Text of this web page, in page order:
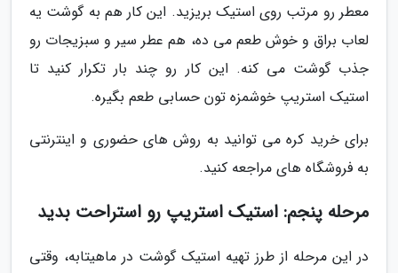
معطر رو مرتب روی استیک بریزید. این کار هم به گوشت یه
لعاب براق و خوش طعم می ده، هم عطر سیر و سبزیجات رو
جذب گوشت می کنه. این کار رو چند بار تکرار کنید تا
استیک استریپ خوشمزه تون حسابی طعم بگیره.
برای خرید کره می توانید به روش های حضوری و اینترنتی
به فروشگاه های مراجعه کنید.
مرحله پنجم: استیک استریپ رو استراحت بدید
در این مرحله از طرز تهیه استیک گوشت در ماهیتابه، وقتی